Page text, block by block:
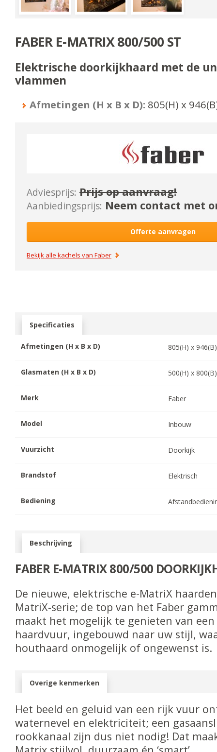
FABER E-MATRIX 800/500 ST
Elektrische doorkijkhaard met de
vlammen
Afmetingen (H x B x D): 805(H) x 946
Adviesprijs: Prijs op aanvraag!
Aanbiedingsprijs: Neem contact met
Offerte aanvragen
Bekijk alle kachels vanFaber
Specificaties
Afmetingen (H x B x D) 805(H) x946
Glasmaten (H x B x D) 500(H) x800
Merk Faber
Model Inbouw
Vuurzicht Doorkijk
Brandstof Elektrisch
Bediening
Beschrijving
FABER E-MATRIX 800/500
De nieuwe, elektrische e-MatriX
MatriX-serie; de top van het Faber
maakt het mogelijk te genieten van
haardvuur, ingebouwd naar uw stijl,
houthaard onmogelijk of ongewenst is.
Overige kenmerken
Het beeld en geluid van een rijk vuur
waternevel en elektriciteit; een
rookkanaal zijn dus niet nodig! Dat